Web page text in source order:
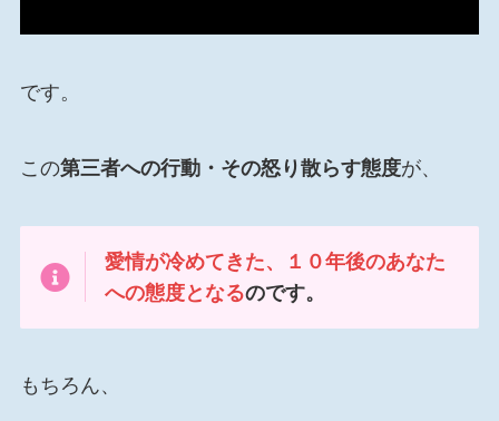
です。
この第三者への行動・その怒り散らす態度が、
愛情が冷めてきた、１０年後のあなた
への態度となるのです。
もちろん、